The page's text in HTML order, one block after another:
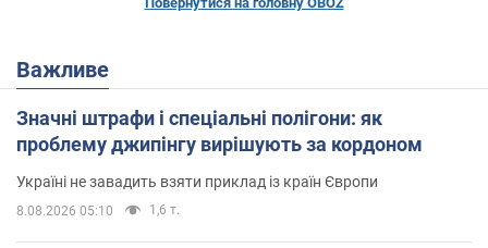
Важливе
Значні штрафи і спеціальні полігони: як
проблему джипінгу вирішують за кордоном
Україні не завадить взяти приклад із країн Європи
8.08.2026 05:10 1,6 т.